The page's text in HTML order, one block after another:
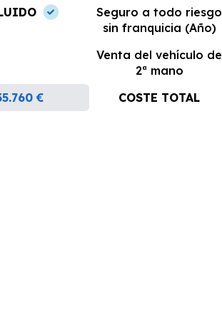
Seguro a todo riesgo
sin franquicia (Año)
Venta del vehículo de
2ª mano
€ COSTE TOTAL